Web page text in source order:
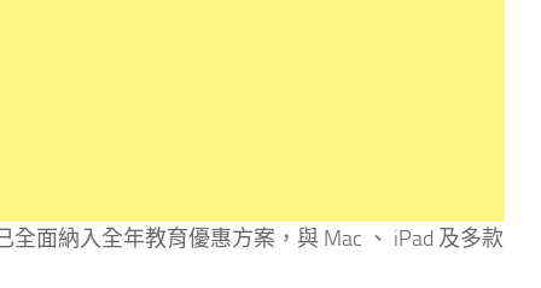
全面納入全年教育優惠方案，與 Mac 、 iPad 及多款